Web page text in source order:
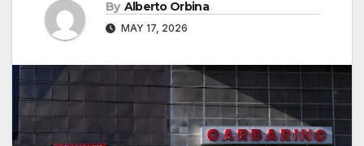
By Alberto Orbina
MAY 17, 2026